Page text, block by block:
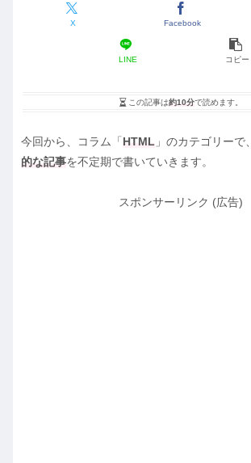
X Facebook
LINE コピー
この記事は約10分で読めます。
今回から、コラム「 HTML 」のカテゴリーで、
的な記事を不定期で書いていきます。
スポンサーリンク (広告)